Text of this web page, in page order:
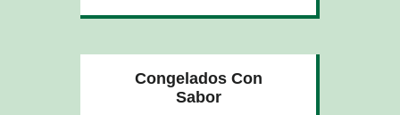
Congelados Con
Sabor